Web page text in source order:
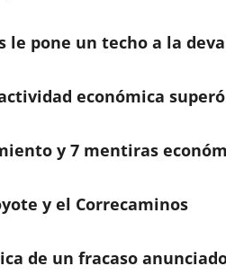
le pone un techo a la
económica
y 7 mentiras
y el Correcaminos
de un fracaso